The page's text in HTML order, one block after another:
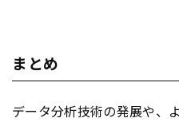
まとめ
データ分析技術の発展や、